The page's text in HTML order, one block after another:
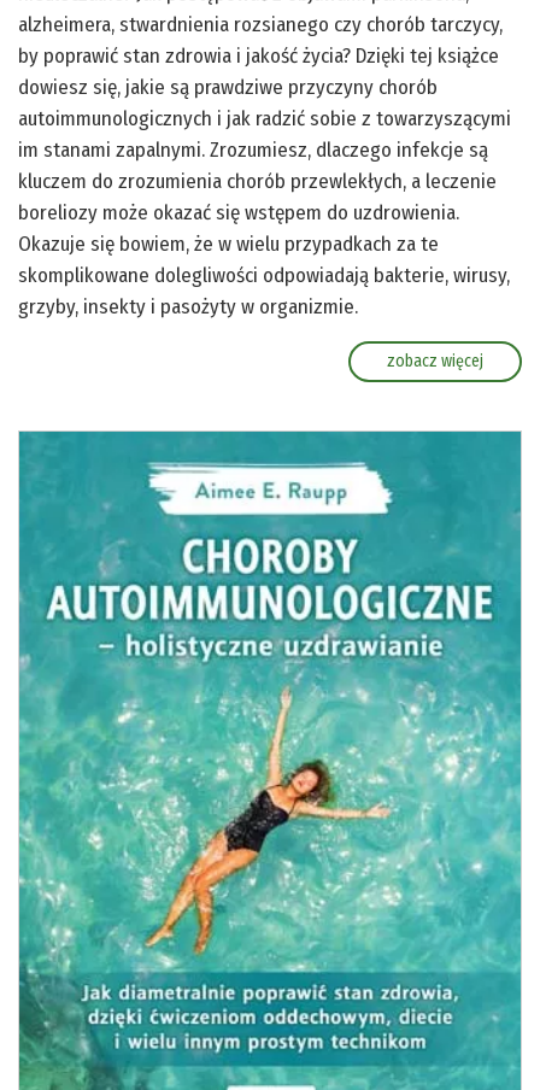
alzheimera, stwardnienia rozsianego czy chorób tarczycy,
by poprawić stan zdrowia i jakość życia? Dzięki tej książce
dowiesz się, jakie są prawdziwe przyczyny chorób
autoimmunologicznych i jak radzić sobie z towarzyszącymi
im stanami zapalnymi. Zrozumiesz, dlaczego infekcje są
kluczem do zrozumienia chorób przewlekłych, a leczenie
boreliozy może okazać się wstępem do uzdrowienia.
Okazuje się bowiem, że w wielu przypadkach za te
skomplikowane dolegliwości odpowiadają bakterie, wirusy,
grzyby, insekty i pasożyty w organizmie.
zobacz więcej